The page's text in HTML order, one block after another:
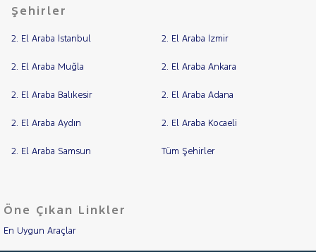
Şehirler
2. El Araba İstanbul 2. El Araba İzmir
2. El Araba Muğla 2. El Araba Ankara
2. El Araba Balıkesir 2. El Araba Adana
2. El Araba Aydın 2. El Araba Kocaeli
2. El Araba Samsun Tüm Şehirler
Öne Çıkan Linkler
En Uygun Araçlar